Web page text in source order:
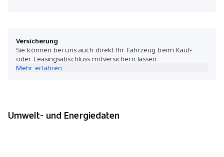
Versicherung
Sie können bei uns auch direkt Ihr Fahrzeug beim Kauf-
oder Leasingsabschluss mitversichern lassen.
Mehr erfahren
Umwelt- und Energiedaten